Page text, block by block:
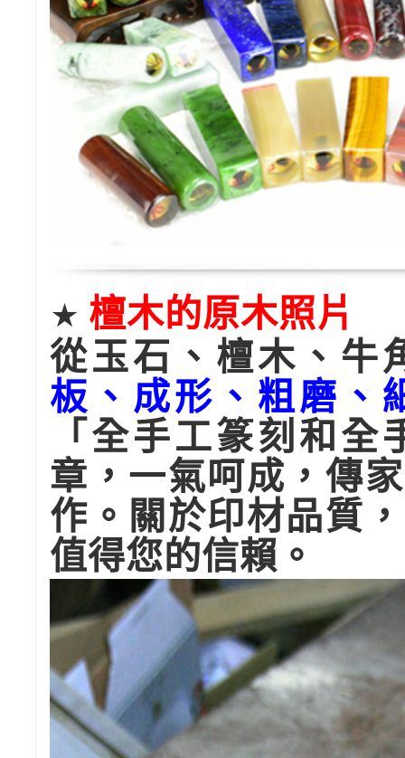
★ 檀木的原木照片
從玉石、檀木、牛
板、成形、粗磨、
「全手工篆刻和
章，一氣呵成，傳
作。關於印材品質
值得您的信賴。